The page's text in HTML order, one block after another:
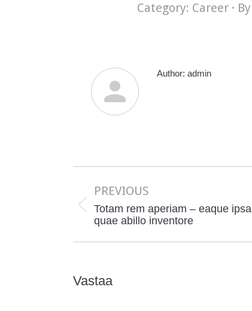
Category: Career By
Author: admin
navigation
PREVIOUS
Previous
post:
Totam rem aperiam – eaque ipsa
quae abillo inventore
Vastaa